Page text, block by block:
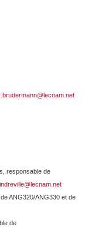
responsable de
ANG320/ANG330 et de
de